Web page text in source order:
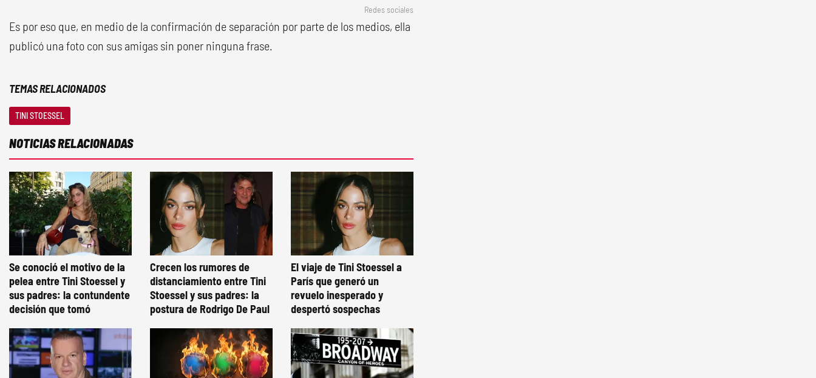
Redes sociales
Es por eso que, en medio de la confirmación de separación por parte de los medios, ella
publicó una foto con sus amigas sin poner ninguna frase.
TEMAS RELACIONADOS
TINI STOESSEL
NOTICIAS RELACIONADAS
Se conoció el motivo de la
pelea entre Tini Stoessel y
sus padres: la contundente
decisión que tomó
Crecen los rumores de
distanciamiento entre Tini
Stoessel y sus padres: la
postura de Rodrigo De Paul
El viaje de Tini Stoessel a
París que generó un
revuelo inesperado y
despertó sospechas